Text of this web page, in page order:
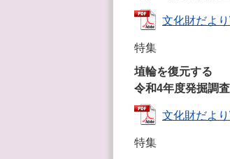
文化財だよ
特集
埴輪を復元する
令和4年度発掘調
文化財だよ
特集